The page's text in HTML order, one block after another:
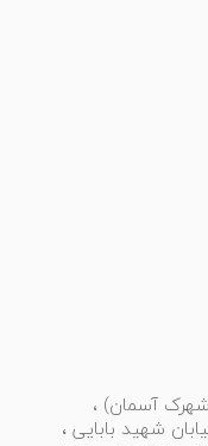
آسمان) ،
شهید بابایی ،